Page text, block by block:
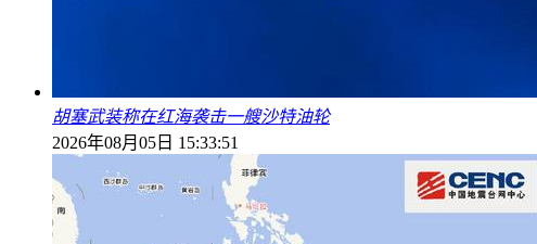
胡塞武装称在红海袭击一艘沙特油轮
2026年08月05日 15:33:51